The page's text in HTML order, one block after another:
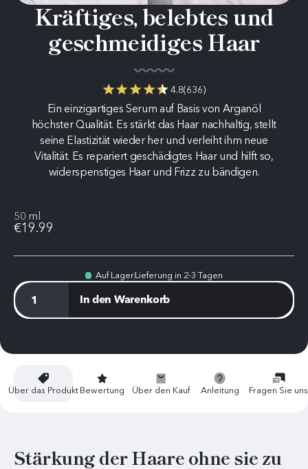
Kräftiges, belebtes und
geschmeidiges Haar
4.8(636)
Ein einzigartiges Serum auf Basis von Arganöl
höchster Qualität. Es stärkt das Haar nachhaltig, stellt
seine Elastizität wieder her und verleiht ihm neue
Vitalität. Es repariert geschädigtes Haar und hilft so,
widerspenstiges Haar und Frizz zu bändigen.
50 ml
€19.99
Auf LagerLieferung in 2-3 Tagen
In den Warenkorb
Über das ProduktBewertung Über den Kauf Anleitung Fragen Sie uns
Stärkung der Haare ohne sie zu